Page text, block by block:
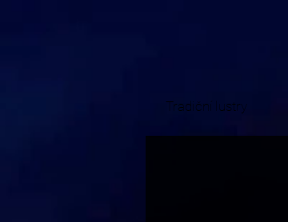
Tradiční lustry